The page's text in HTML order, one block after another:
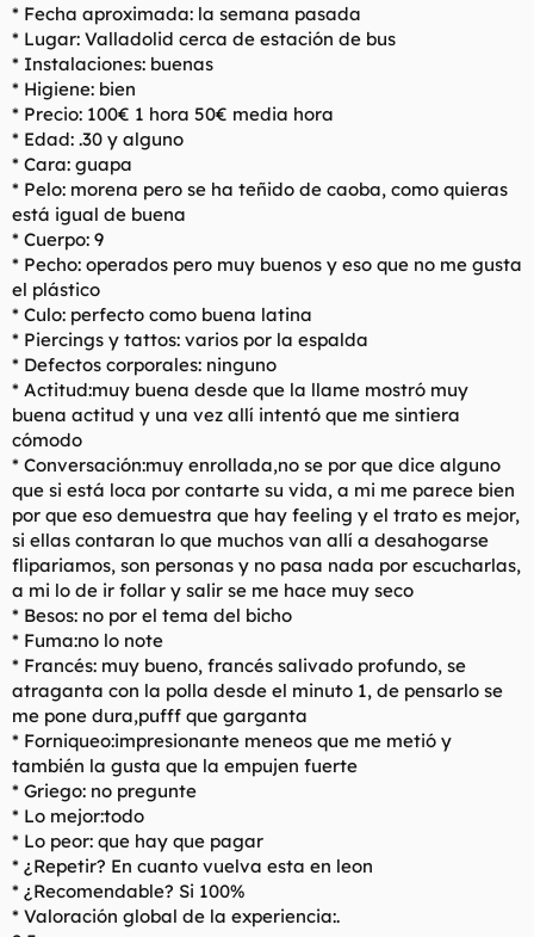
* Fecha aproximada: la semana pasada
* Lugar: Valladolid cerca de estación de bus
* Instalaciones: buenas
* Higiene: bien
* Precio: 100€ 1 hora 50€ media hora
* Edad: .30 y alguno
* Cara: guapa
* Pelo: morena pero se ha teñido de caoba, como quieras
está igual de buena
* Cuerpo: 9
* Pecho: operados pero muy buenos y eso que no me gusta
el plástico
* Culo: perfecto como buena latina
* Piercings y tattos: varios por la espalda
* Defectos corporales: ninguno
* Actitud:muy buena desde que la llame mostró muy
buena actitud y una vez allí intentó que me sintiera
cómodo
* Conversación:muy enrollada,no se por que dice alguno
que si está loca por contarte su vida, a mi me parece bien
por que eso demuestra que hay feeling y el trato es mejor,
si ellas contaran lo que muchos van allí a desahogarse
flipariamos, son personas y no pasa nada por escucharlas,
a mi lo de ir follar y salir se me hace muy seco
* Besos: no por el tema del bicho
* Fuma:no lo note
* Francés: muy bueno, francés salivado profundo, se
atraganta con la polla desde el minuto 1, de pensarlo se
me pone dura,pufff que garganta
* Forniqueo:impresionante meneos que me metió y
también la gusta que la empujen fuerte
* Griego: no pregunte
* Lo mejor:todo
* Lo peor: que hay que pagar
* ¿Repetir? En cuanto vuelva esta en leon
* ¿Recomendable? Si 100%
* Valoración global de la experiencia:.